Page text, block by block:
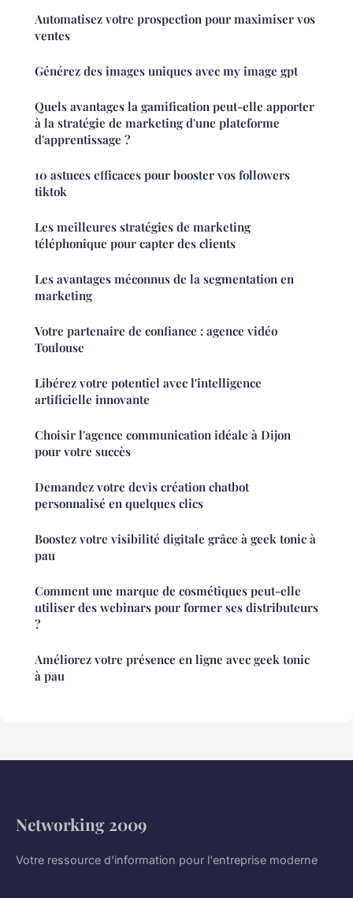
Automatisez votre prospection pour maximiser vos
ventes
Générez des images uniques avec my image gpt
Quels avantages la gamification peut-elle apporter
à la stratégie de marketing d'une plateforme
d'apprentissage ?
10 astuces efficaces pour booster vos followers
tiktok
Les meilleures stratégies de marketing
téléphonique pour capter des clients
Les avantages méconnus de la segmentation en
marketing
Votre partenaire de confiance : agence vidéo
Toulouse
Libérez votre potentiel avec l'intelligence
artificielle innovante
Choisir l'agence communication idéale à Dijon
pour votre succès
Demandez votre devis création chatbot
personnalisé en quelques clics
Boostez votre visibilité digitale grâce à geek tonic à
pau
Comment une marque de cosmétiques peut-elle
utiliser des webinars pour former ses distributeurs
?
Améliorez votre présence en ligne avec geek tonic
à pau
Networking 2009
Votre ressource d'information pour l'entreprise moderne